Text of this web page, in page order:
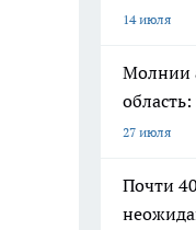
14 июля
Молнии
27 июля
Почти